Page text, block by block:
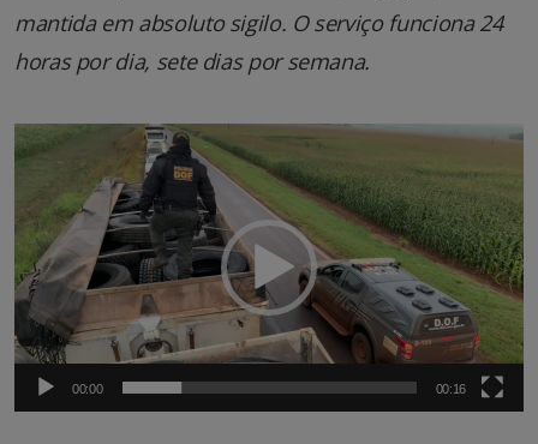
mantida em absoluto sigilo. O serviço funciona 24
horas por dia, sete dias por semana.
Tocador
de
vídeo
00:00 00:16